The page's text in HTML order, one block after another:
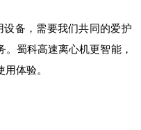
设备，需要我们共同的爱护
蜀科高速离心机更智能，
体验。